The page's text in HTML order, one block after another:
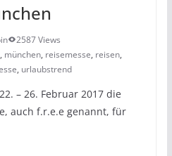
2587 Views
, münchen, reisemesse, reisen,
, urlaubstrend
– 26. Februar 2017 die
auch f.r.e.e genannt, für